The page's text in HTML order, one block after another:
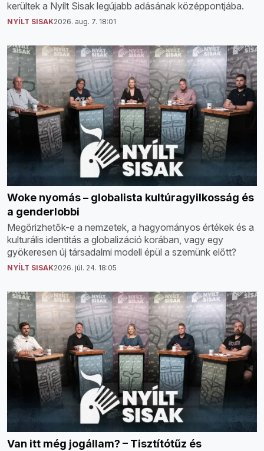
kerültek a Nyílt Sisak legújabb adásának középpontjába.
NYÍLT SISAK2026. aug. 7. 18:01
Woke nyomás – globalista kultúragyilkosság és
a genderlobbi
Megőrizhetők-e a nemzetek, a hagyományos értékek és a
kulturális identitás a globalizáció korában, vagy egy
gyökeresen új társadalmi modell épül a szemünk előtt?
NYÍLT SISAK2026. júl. 24. 18:05
Van itt még jogállam? – Tisztítótűz és